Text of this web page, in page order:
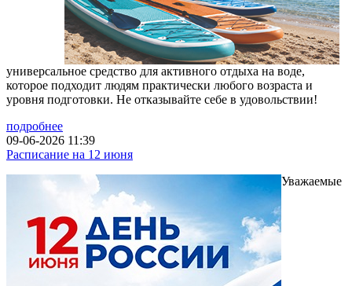
универсальное средство для активного отдыха на воде,
которое подходит людям практически любого возраста и
уровня подготовки. Не отказывайте себе в удовольствии!
подробнее
09-06-2026 11:39
Расписание на 12 июня
Уважаемые